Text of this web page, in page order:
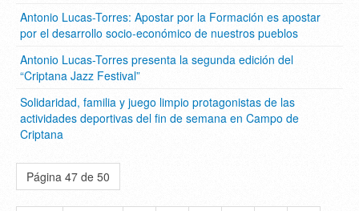
Antonio Lucas-Torres: Apostar por la Formación es apostar
por el desarrollo socio-económico de nuestros pueblos
Antonio Lucas-Torres presenta la segunda edición del
“Criptana Jazz Festival”
Solidaridad, familia y juego limpio protagonistas de las
actividades deportivas del fin de semana en Campo de
Criptana
Página 47 de 50